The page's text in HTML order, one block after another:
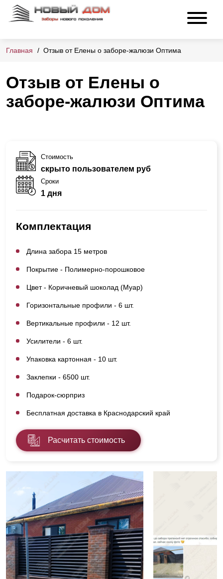
Главная Отзыв от Елены о заборе-жалюзи Оптима
Отзыв от Елены о
заборе-жалюзи Оптима
Стоимость
скрыто пользователем руб
Сроки
1 дня
Комплектация
Длина забора 15 метров
Покрытие - Полимерно-порошковое
Цвет - Коричневый шоколад (Муар)
Горизонтальные профили - 6 шт.
Вертикальные профили - 12 шт.
Усилители - 6 шт.
Упаковка картонная - 10 шт.
Заклепки - 6500 шт.
Подарок-сюрприз
Бесплатная доставка в Краснодарский край
Расчитать стоимость